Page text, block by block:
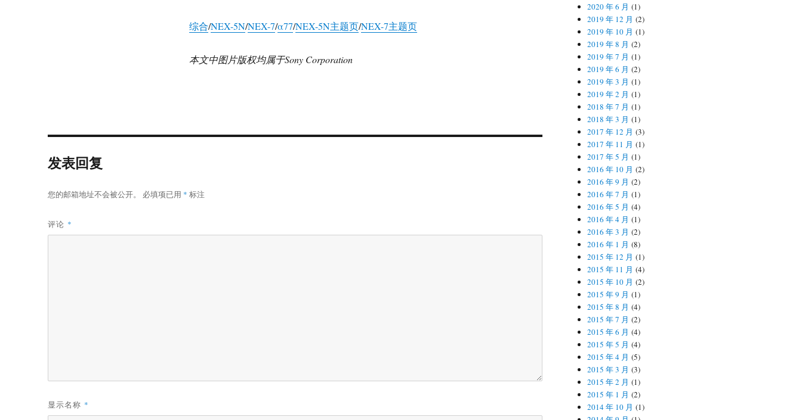
综合/NEX-5N/NEX-7/α77/NEX-5N主题页/NEX-7主题页
本文中图片版权均属于Sony Corporation
发表回复
您的邮箱地址不会被公开。 必填项已用 * 标注
评论 *
显示名称 *
2020 年 6 月 (1)
2019 年 12 月 (2)
2019 年 10 月 (1)
2019 年 8 月 (2)
2019 年 7 月 (1)
2019 年 6 月 (2)
2019 年 3 月 (1)
2019 年 2 月 (1)
2018 年 7 月 (1)
2018 年 3 月 (1)
2017 年 12 月 (3)
2017 年 11 月 (1)
2017 年 5 月 (1)
2016 年 10 月 (2)
2016 年 9 月 (2)
2016 年 7 月 (1)
2016 年 5 月 (4)
2016 年 4 月 (1)
2016 年 3 月 (2)
2016 年 1 月 (8)
2015 年 12 月 (1)
2015 年 11 月 (4)
2015 年 10 月 (2)
2015 年 9 月 (1)
2015 年 8 月 (4)
2015 年 7 月 (2)
2015 年 6 月 (4)
2015 年 5 月 (4)
2015 年 4 月 (5)
2015 年 3 月 (3)
2015 年 2 月 (1)
2015 年 1 月 (2)
2014 年 10 月 (1)